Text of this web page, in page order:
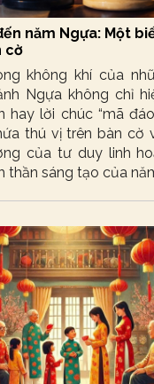
năm Ngựa: Một
cờ
không khí của
Ngựa không chỉ
hay lời chúc “mã
thú vị trên bàn cờ
của tư duy linh
thần sáng tạo của